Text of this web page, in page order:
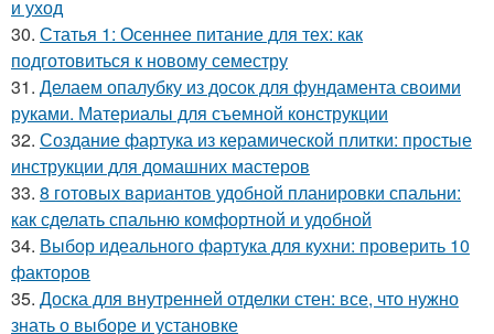
и уход
30. Статья 1: Осеннее питание для тех: как
подготовиться к новому семестру
31. Делаем опалубку из досок для фундамента своими
руками. Материалы для съемной конструкции
32. Создание фартука из керамической плитки: простые
инструкции для домашних мастеров
33. 8 готовых вариантов удобной планировки спальни:
как сделать спальню комфортной и удобной
34. Выбор идеального фартука для кухни: проверить 10
факторов
35. Доска для внутренней отделки стен: все, что нужно
знать о выборе и установке